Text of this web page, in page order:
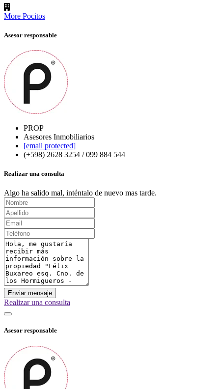
More Pocitos
Asesor responsable
PROP
Asesores Inmobiliarios
[email protected]
(+598) 2628 3254 / 099 884 544
Realizar una consulta
Algo ha salido mal, inténtalo de nuevo mas tarde.
Enviar mensaje
Realizar una consulta
Asesor responsable